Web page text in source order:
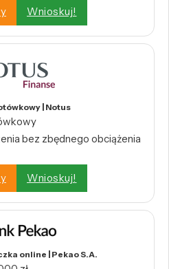
Wnioskuj!
| Notus
bez zbędnego obciążenia
Wnioskuj!
online | Pekao S.A.